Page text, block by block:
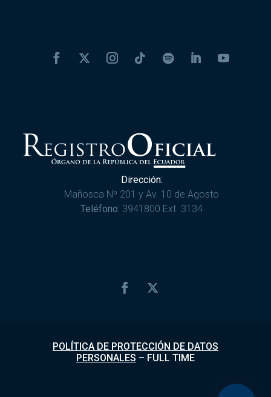
Dirección:
Mañosca Nº 201 y Av. 10 de Agosto
Teléfono: 3941800 Ext. 3134
POLÍTICA DE PROTECCIÓN DE DATOS
PERSONALES – FULL TIME